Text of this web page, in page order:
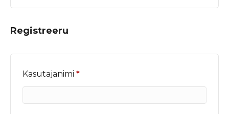
Registreeru
Kasutajanimi *Nõutud